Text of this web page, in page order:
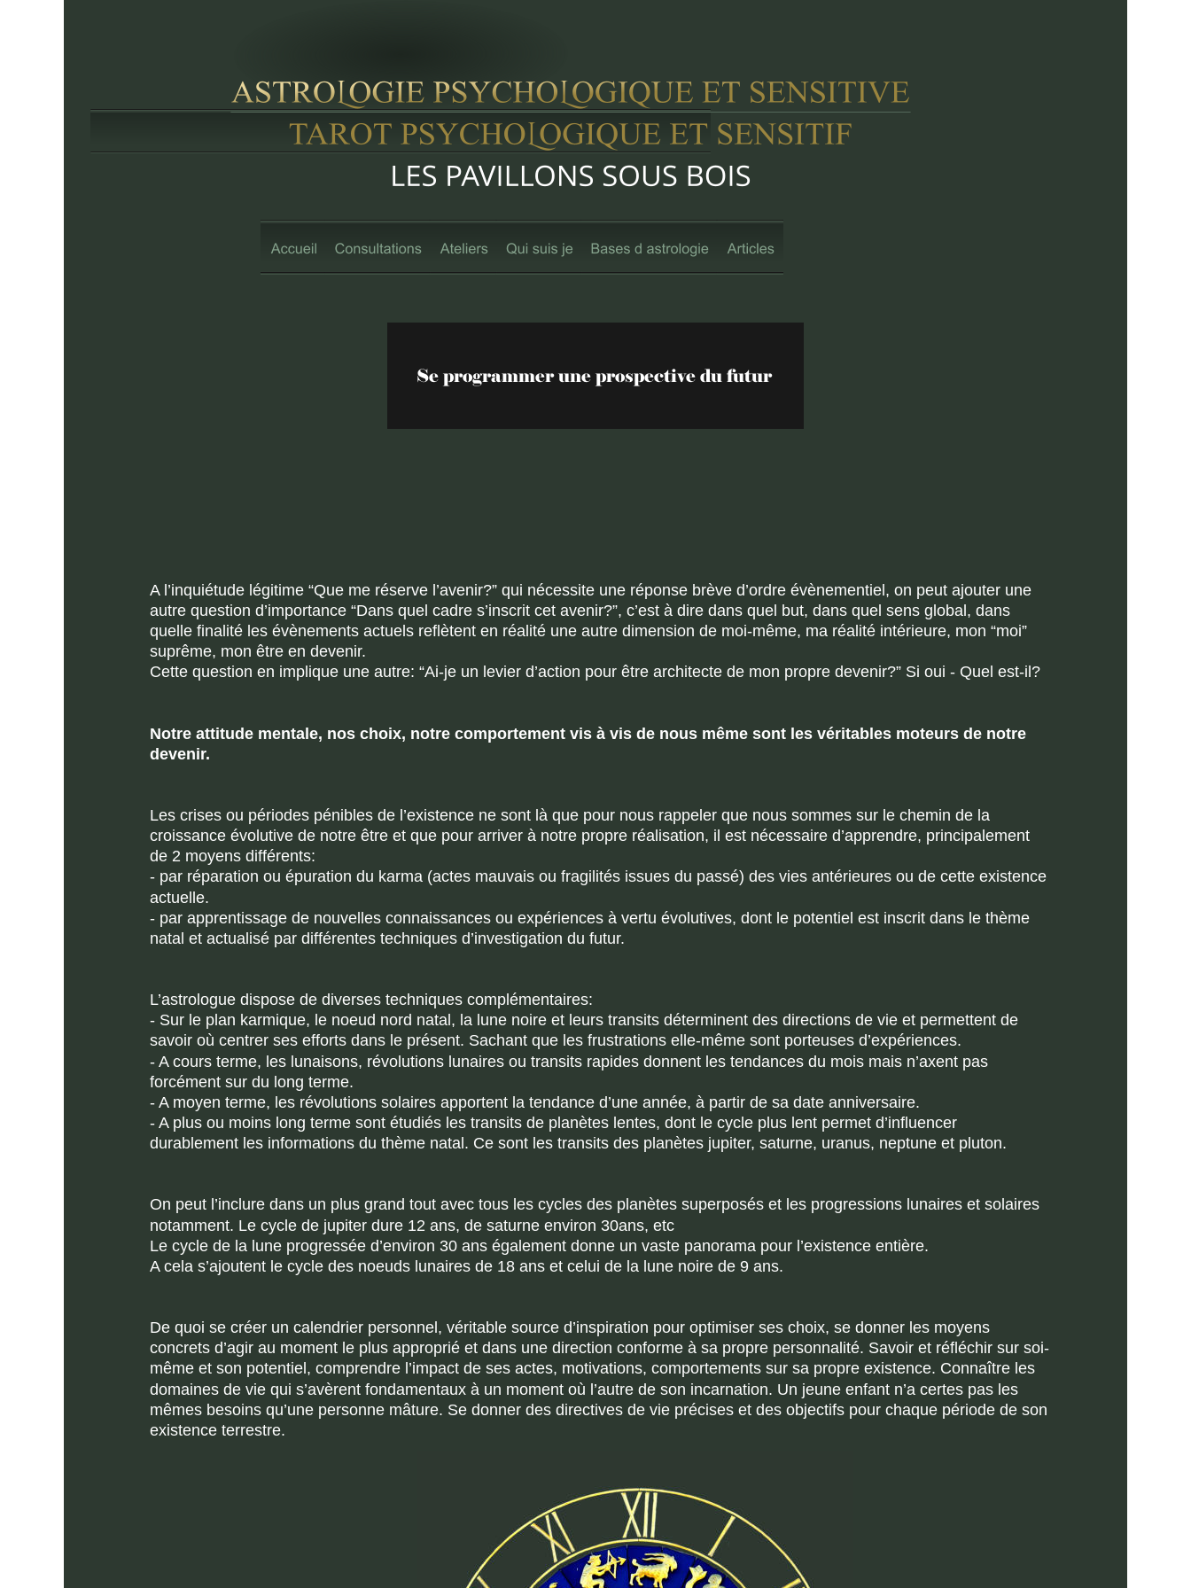
A l’inquiétude légitime “Que me réserve l’avenir?” qui nécessite une réponse brève d’ordre évènementiel, on peut ajouter une
autre question d’importance “Dans quel cadre s’inscrit cet avenir?”, c’est à dire dans quel but, dans quel sens global, dans
quelle finalité les évènements actuels reflètent en réalité une autre dimension de moi-même, ma réalité intérieure, mon “moi”
suprême, mon être en devenir.
Cette question en implique une autre: “Ai-je un levier d’action pour être architecte de mon propre devenir?” Si oui - Quel est-il?
Notre attitude mentale, nos choix, notre comportement vis à vis de nous même sont les véritables moteurs de notre
devenir.
Les crises ou périodes pénibles de l’existence ne sont là que pour nous rappeler que nous sommes sur le chemin de la
croissance évolutive de notre être et que pour arriver à notre propre réalisation, il est nécessaire d’apprendre, principalement
de 2 moyens différents:
- par réparation ou épuration du karma (actes mauvais ou fragilités issues du passé) des vies antérieures ou de cette existence
actuelle.
- par apprentissage de nouvelles connaissances ou expériences à vertu évolutives, dont le potentiel est inscrit dans le thème
natal et actualisé par différentes techniques d’investigation du futur.
L’astrologue dispose de diverses techniques complémentaires:
- Sur le plan karmique, le noeud nord natal, la lune noire et leurs transits déterminent des directions de vie et permettent de
savoir où centrer ses efforts dans le présent. Sachant que les frustrations elle-même sont porteuses d’expériences.
- A cours terme, les lunaisons, révolutions lunaires ou transits rapides donnent les tendances du mois mais n’axent pas
forcément sur du long terme.
- A moyen terme, les révolutions solaires apportent la tendance d’une année, à partir de sa date anniversaire.
- A plus ou moins long terme sont étudiés les transits de planètes lentes, dont le cycle plus lent permet d’influencer
durablement les informations du thème natal. Ce sont les transits des planètes jupiter, saturne, uranus, neptune et pluton.
On peut l’inclure dans un plus grand tout avec tous les cycles des planètes superposés et les progressions lunaires et solaires
notamment. Le cycle de jupiter dure 12 ans, de saturne environ 30ans, etc
Le cycle de la lune progressée d’environ 30 ans également donne un vaste panorama pour l’existence entière.
A cela s’ajoutent le cycle des noeuds lunaires de 18 ans et celui de la lune noire de 9 ans.
De quoi se créer un calendrier personnel, véritable source d’inspiration pour optimiser ses choix, se donner les moyens
concrets d’agir au moment le plus approprié et dans une direction conforme à sa propre personnalité. Savoir et réfléchir sur soi-
même et son potentiel, comprendre l’impact de ses actes, motivations, comportements sur sa propre existence. Connaître les
domaines de vie qui s’avèrent fondamentaux à un moment où l’autre de son incarnation. Un jeune enfant n’a certes pas les
mêmes besoins qu’une personne mâture. Se donner des directives de vie précises et des objectifs pour chaque période de son
existence terrestre.
Se programmer une prospective du futur